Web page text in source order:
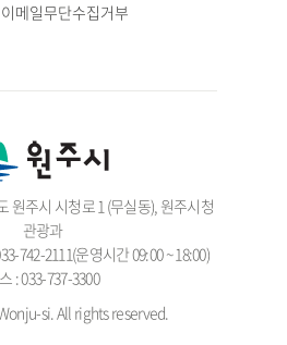
이메일무단수집거부
원주시 시청로 1 (무실동), 원주시청
관광과
742-2111(운영시간 09:00 ~ 18:00)
: 033-737-3300
si. All rights reserved.